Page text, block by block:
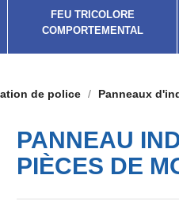
FEU TRICOLORE
COMPORTEMENTAL
de police Panneaux
PANNEAU
PIÈCES DE